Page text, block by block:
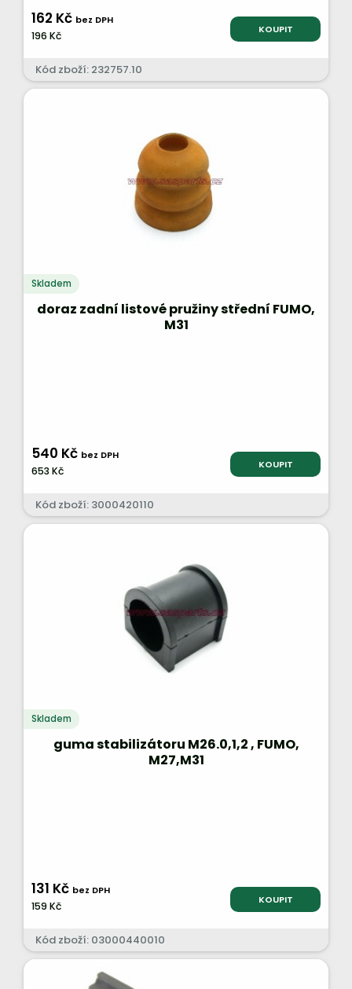
162 Kč bez DPH
196 Kč KOUPIT
Kód zboží: 232757.10
Skladem
doraz zadní listové pružiny střední FUMO,
M31
540 Kč bez DPH
653 Kč KOUPIT
Kód zboží: 3000420110
Skladem
guma stabilizátoru M26.0,1,2 , FUMO,
M27,M31
131 Kč bez DPH
159 Kč KOUPIT
Kód zboží: 03000440010